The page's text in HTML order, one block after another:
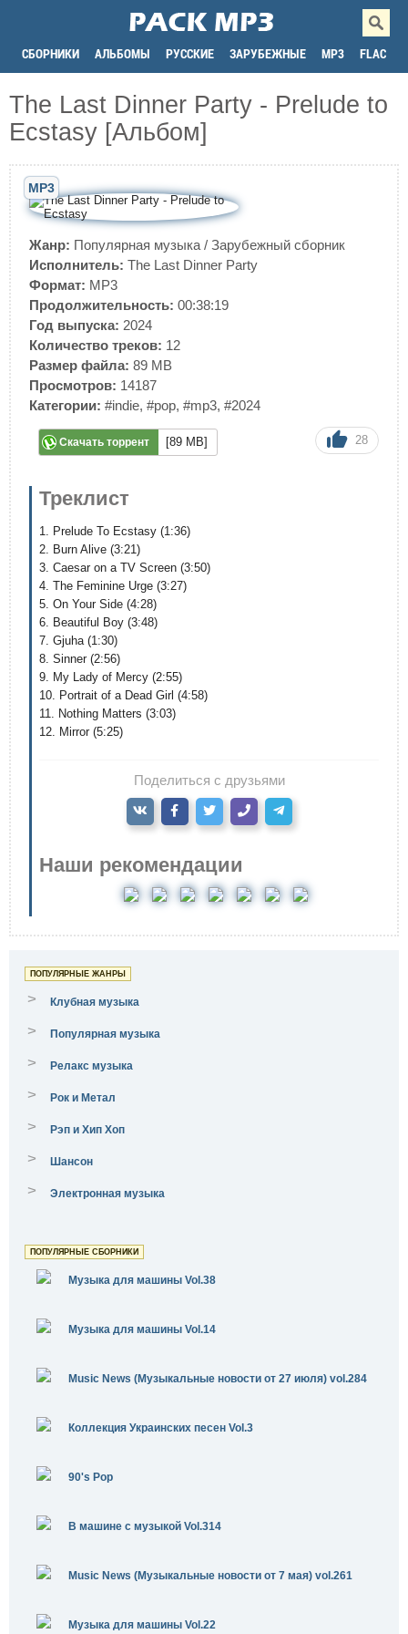
СБОРНИКИ АЛЬБОМЫ РУССКИЕ ЗАРУБЕЖНЫЕ MP3 FLAC
The Last Dinner Party - Prelude to
Ecstasy [Альбом]
MP3
Жанр: Популярная музыка / Зарубежный сборник
Исполнитель: The Last Dinner Party
Формат: MP3
Продолжительность: 00:38:19
Год выпуска: 2024
Количество треков: 12
Размер файла: 89 MB
Просмотров: 14187
Категории: #indie, #pop, #mp3, #2024
Скачать торрент [89 MB] 28
Треклист
1. Prelude To Ecstasy (1:36)
2. Burn Alive (3:21)
3. Caesar on a TV Screen (3:50)
4. The Feminine Urge (3:27)
5. On Your Side (4:28)
6. Beautiful Boy (3:48)
7. Gjuha (1:30)
8. Sinner (2:56)
9. My Lady of Mercy (2:55)
10. Portrait of a Dead Girl (4:58)
11. Nothing Matters (3:03)
12. Mirror (5:25)
Поделиться с друзьями
Наши рекомендации
ПОПУЛЯРНЫЕ ЖАНРЫ
> Клубная музыка
> Популярная музыка
> Релакс музыка
> Рок и Метал
> Рэп и Хип Хоп
> Шансон
> Электронная музыка
ПОПУЛЯРНЫЕ СБОРНИКИ
Музыка для машины Vol.38
Музыка для машины Vol.14
Music News (Музыкальные новости от 27 июля) vol.284
Коллекция Украинских песен Vol.3
90's Pop
В машине с музыкой Vol.314
Music News (Музыкальные новости от 7 мая) vol.261
Музыка для машины Vol.22